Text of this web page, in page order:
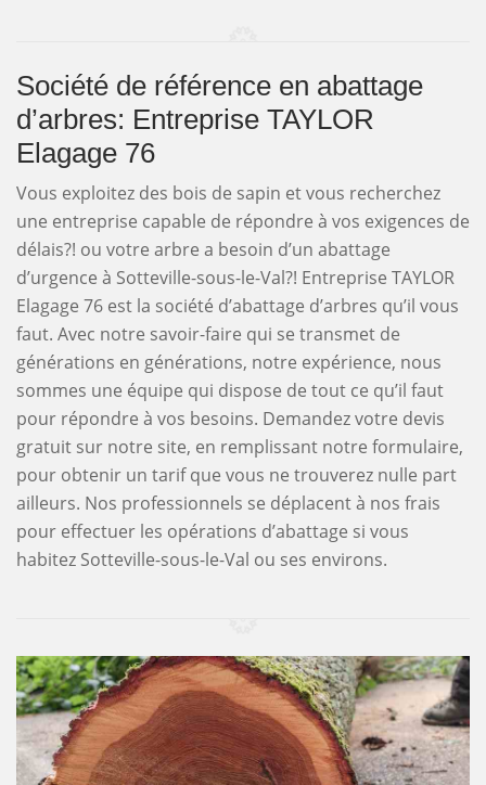
Société de référence en abattage
d’arbres: Entreprise TAYLOR
Elagage 76
Vous exploitez des bois de sapin et vous recherchez
une entreprise capable de répondre à vos exigences de
délais?! ou votre arbre a besoin d’un abattage
d’urgence à Sotteville-sous-le-Val?! Entreprise TAYLOR
Elagage 76 est la société d’abattage d’arbres qu’il vous
faut. Avec notre savoir-faire qui se transmet de
générations en générations, notre expérience, nous
sommes une équipe qui dispose de tout ce qu’il faut
pour répondre à vos besoins. Demandez votre devis
gratuit sur notre site, en remplissant notre formulaire,
pour obtenir un tarif que vous ne trouverez nulle part
ailleurs. Nos professionnels se déplacent à nos frais
pour effectuer les opérations d’abattage si vous
habitez Sotteville-sous-le-Val ou ses environs.